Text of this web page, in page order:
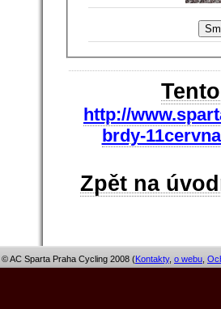
http://
brdy-
Zpět na
© AC Sparta Praha Cycling 2008 (Kontakty, o webu